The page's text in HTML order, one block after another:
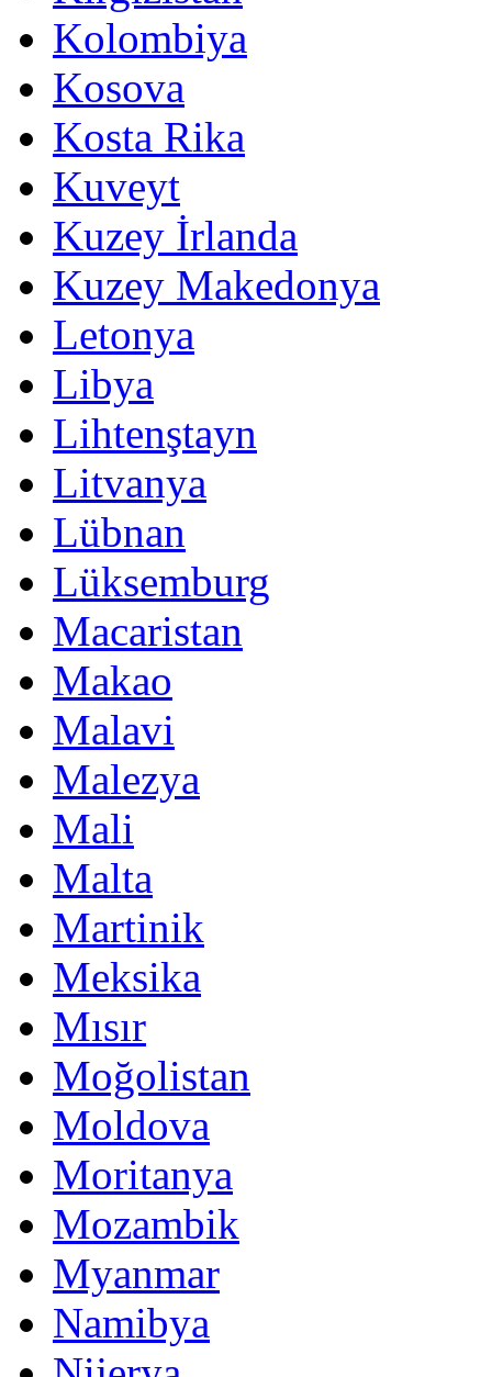
Kolombiya
Kosova
Kosta Rika
Kuveyt
Kuzey İrlanda
Kuzey Makedonya
Letonya
Libya
Lihtenştayn
Litvanya
Lübnan
Lüksemburg
Macaristan
Makao
Malavi
Malezya
Mali
Malta
Martinik
Meksika
Mısır
Moğolistan
Moldova
Moritanya
Mozambik
Myanmar
Namibya